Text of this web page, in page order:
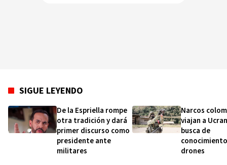
SIGUE LEYENDO
De la Espriella rompe
otra tradición y dará
primer discurso como
presidente ante
militares
Narcos
viajan a
busca de
drones